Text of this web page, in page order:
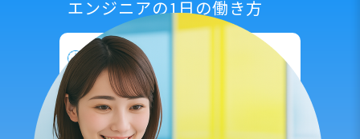
エンジニアの1日の働き方
9:00 出社
| 出社したらまずメール確認
その日のタスク確認・整理を行います。
10:00 保守・運用、事務作業